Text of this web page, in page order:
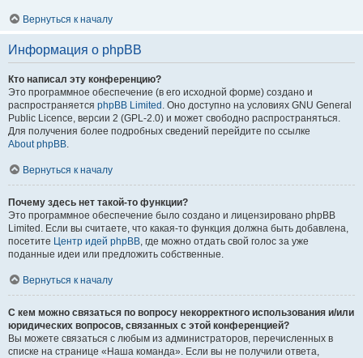
Вернуться к началу
Информация о phpBB
Кто написал эту конференцию?
Это программное обеспечение (в его исходной форме) создано и
распространяется phpBB Limited . Оно доступно на условиях GNU General
Public Licence, версии 2 (GPL-2.0) и может свободно распространяться.
Для получения более подробных сведений перейдите по ссылке
About phpBB.
Вернуться к началу
Почему здесь нет такой-то функции?
Это программное обеспечение было создано и лицензировано phpBB
Limited. Если вы считаете, что какая-то функция должна быть добавлена,
посетите Центр идей phpBB, где можно отдать свой голос за уже
поданные идеи или предложить собственные.
Вернуться к началу
С кем можно связаться по вопросу некорректного использования и/или
юридических вопросов, связанных с этой конференцией?
Вы можете связаться с любым из администраторов, перечисленных в
списке на странице «Наша команда». Если вы не получили ответа,